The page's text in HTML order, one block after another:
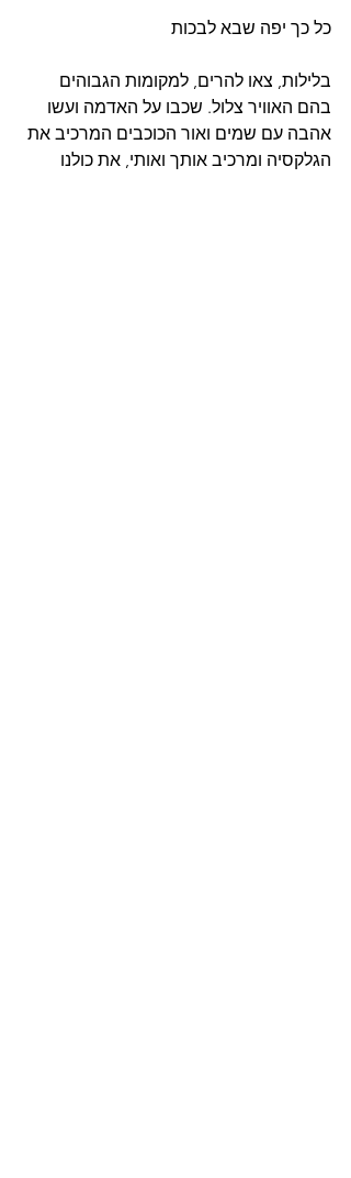
כל כך יפה שבא לבכות
בלילות, צאו להרים, למקומות הגבוהים
בהם האוויר צלול. שכבו על האדמה ועשו
אהבה עם שמים ואור הכוכבים המרכיב את
הגלקסיה ומרכיב אותך ואותי, את כולנו